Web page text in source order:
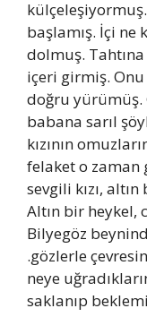
başlamış. İçi ne
dolmuş.
içeri girmiş. Onu
doğru yürümüş.
babana sarıl
kızının
felaket o zaman
sevgili kızı,
Altın bir heykel,
Bilyegöz
.gözlerle
neye
saklanıp